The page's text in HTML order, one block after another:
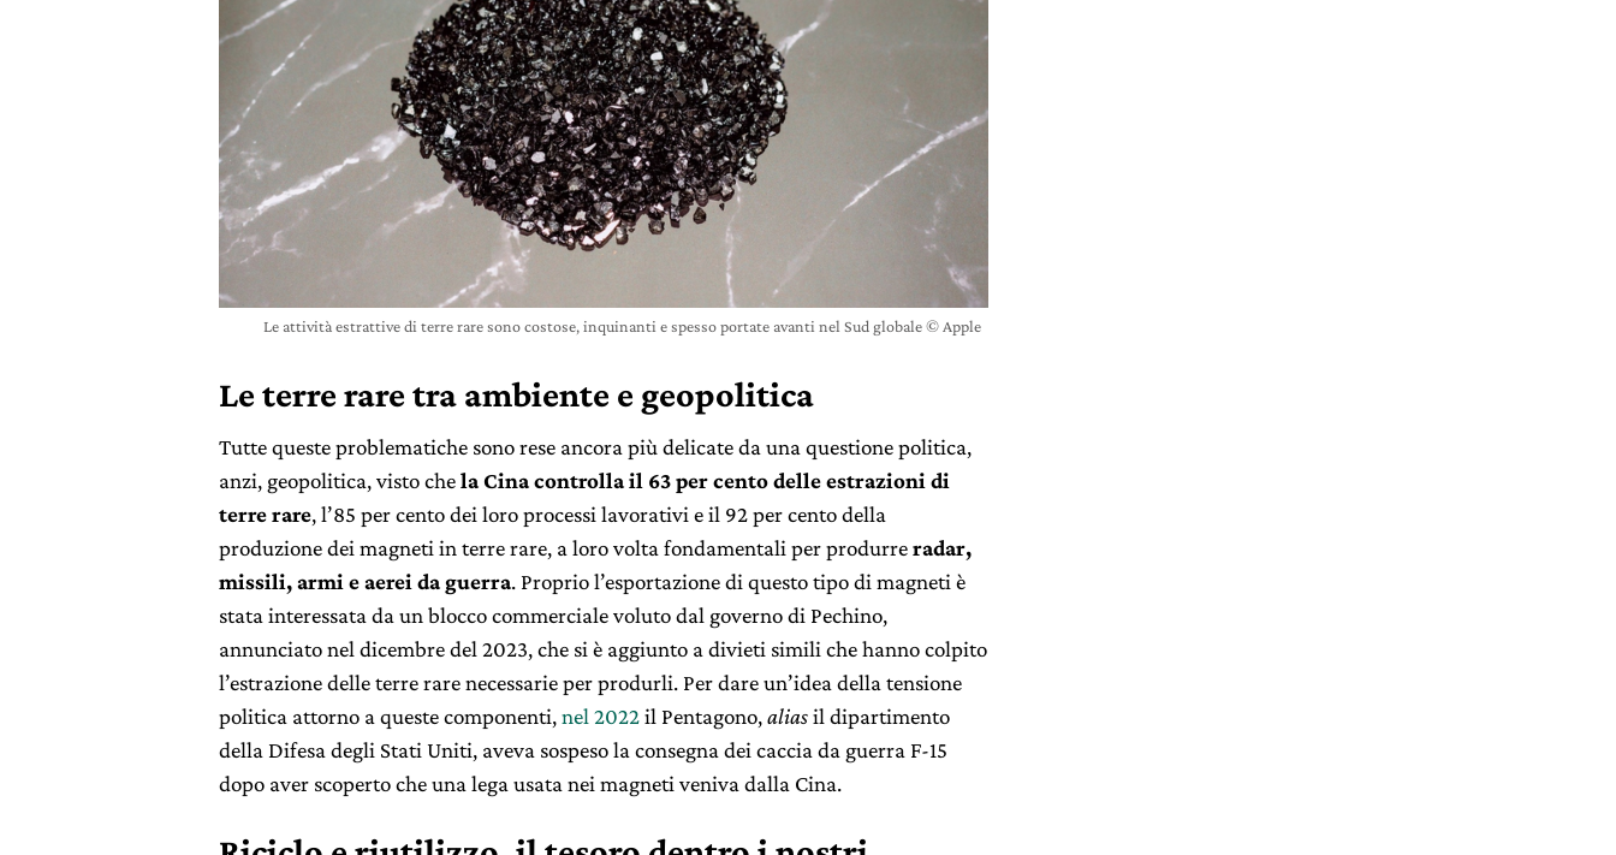
Le attività estrattive di terre rare sono costose, inquinanti e spesso portate avanti nel Sud globale © Apple
Le terre rare tra ambiente e geopolitica
Tutte queste problematiche sono rese ancora più delicate da una questione politica,
anzi, geopolitica, visto chela Cina controlla il 63 per cento delle estrazioni di
terre rare, l’85 per cento dei loro processi lavorativi e il 92 per cento della
produzione dei magneti in terre rare, a loro volta fondamentali per produrreradar,
missili, armi e aerei da guerra. Proprio l’esportazione di questo tipo di magneti è
stata interessata da un blocco commerciale voluto dal governo di Pechino,
annunciato nel dicembre del 2023, che si è aggiunto a divieti simili che hanno colpito
l’estrazione delle terre rare necessarie per produrli. Per dare un’idea della tensione
politica attorno a queste componenti,nel 2022il Pentagono,aliasil dipartimento
della Difesa degli Stati Uniti, aveva sospeso la consegna dei caccia da guerra F-15
dopo aver scoperto che una lega usata nei magneti veniva dalla Cina.